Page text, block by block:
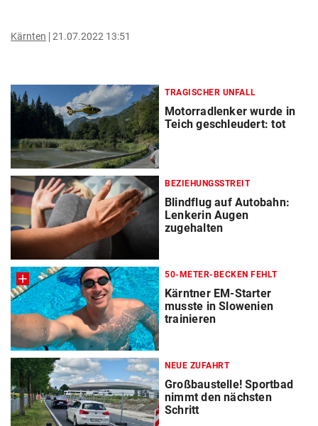
Kärnten 21.07.2022 13:51
TRAGISCHER UNFALL
Motorradlenker wurde in
Teich geschleudert: tot
BEZIEHUNGSSTREIT
Blindflug auf Autobahn:
Lenkerin Augen
zugehalten
50-METER-BECKEN FEHLT
Kärntner EM-Starter
musste in Slowenien
trainieren
NEUE ZUFAHRT
Großbaustelle! Sportbad
nimmt den nächsten
Schritt